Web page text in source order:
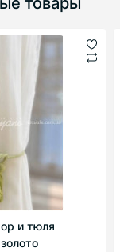
и тюля